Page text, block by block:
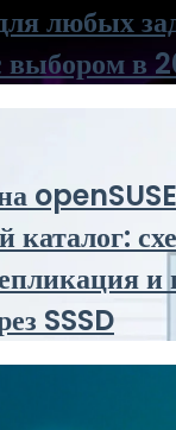
любых
в
каталог:
и
SSSD